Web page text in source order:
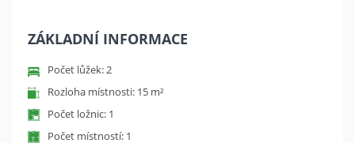
ZÁKLADNÍ INFORMACE
Počet lůžek: 2
Rozloha místnosti: 15 m²
Počet ložnic: 1
Počet místností: 1